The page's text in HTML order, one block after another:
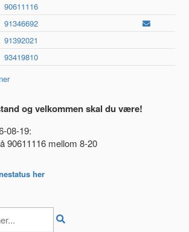
90611116
91346692
91392021
93419810
og velkommen skal du være!
08-19:
90611116 mellom 8-20
her